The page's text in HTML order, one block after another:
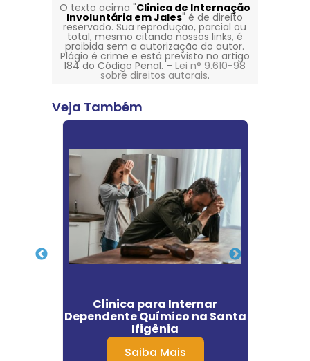
O texto acima "Clinica de Internação
Involuntária em Jales" é de direito
reservado. Sua reprodução, parcial ou
total, mesmo citando nossos links, é
proibida sem a autorização do autor.
Plágio é crime e está previsto no artigo
184 do Código Penal. –Lei n° 9.610-98
sobre direitos autorais.
Veja Também
Clinica para Internar
Dependente Químico na Santa
Ifigênia
Saiba Mais